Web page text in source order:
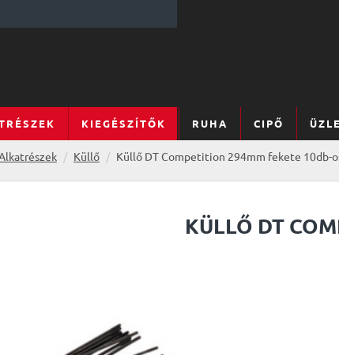
KIEGÉSZÍTŐK RUHA CIPŐ
Küllő Küllő DT Competition 294mm fekete 10db-
KÜLLŐ DT